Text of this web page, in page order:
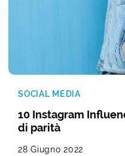
SOCIAL MEDIA
10 Instagram
di parità
28 Giugno 2022